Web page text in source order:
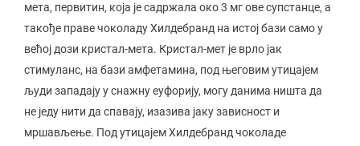
мета, первитин, која је садржала око 3 мг ове супстанце, а
такође праве чоколаду Хилдебранд на истој бази само у
већој дози кристал-мета. Кристал-мет је врло јак
стимуланс, на бази амфетамина, под његовим утицајем
људи западају у снажну еуфорију, могу данима ништа да
не једу нити да спавају, изазива јаку зависност и
мршављење. Под утицајем Хилдебранд чоколаде